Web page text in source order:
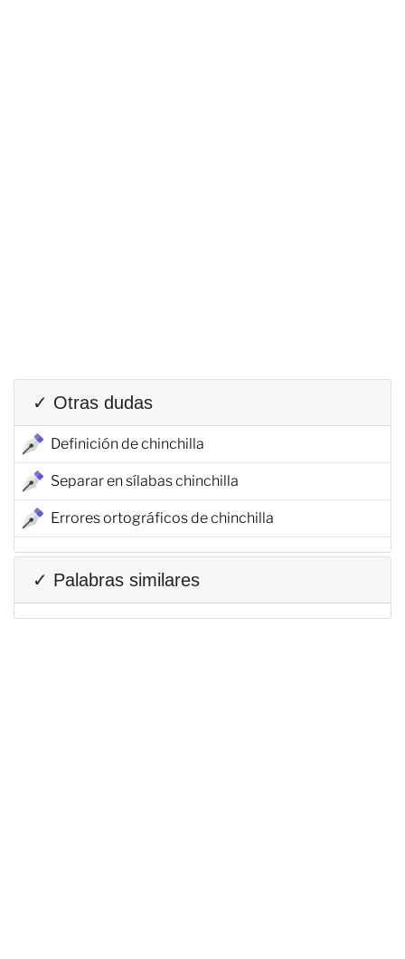
✓ Otras dudas
Definición de chinchilla
Separar en sílabas chinchilla
Errores ortográficos de chinchilla
✓ Palabras similares